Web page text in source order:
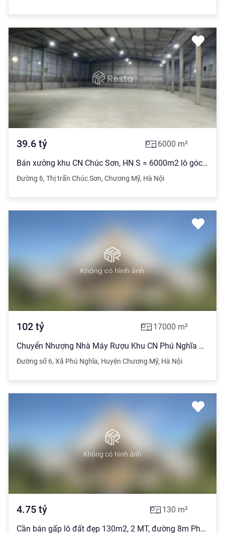
39.6 tỷ 6000 m²
Bán xưởng khu CN Chúc Sơn, HN S = 6000m2 lô góc giá 6.6tr/m2
Đường 6, Thị trấn Chúc Sơn, Chương Mỹ, Hà Nội
102 tỷ 17000 m²
Chuyển Nhượng Nhà Máy Rượu Khu CN Phú Nghĩa QL6 1.7ha Giá 6 tr/m2
Đường số 6, Xã Phú Nghĩa, Huyện Chương Mỹ, Hà Nội
4.75 tỷ 130 m²
Cần bán gấp lô đất đẹp 130m2, 2 MT, đường 8m Phụng Châu, Chương Mỹ chỉ 36.5tr/m2, chấp nhận TG